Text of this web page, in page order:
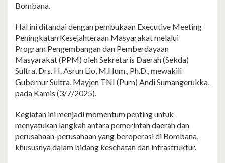
Bombana.
Hal ini ditandai dengan pembukaan Executive Meeting
Peningkatan Kesejahteraan Masyarakat melalui
Program Pengembangan dan Pemberdayaan
Masyarakat (PPM) oleh Sekretaris Daerah (Sekda)
Sultra, Drs. H. Asrun Lio, M.Hum., Ph.D., mewakili
Gubernur Sultra, Mayjen TNI (Purn) Andi Sumangerukka,
pada Kamis (3/7/2025).
Kegiatan ini menjadi momentum penting untuk
menyatukan langkah antara pemerintah daerah dan
perusahaan-perusahaan yang beroperasi di Bombana,
khususnya dalam bidang kesehatan dan infrastruktur.